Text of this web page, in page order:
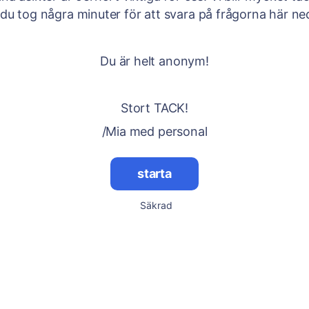
tog några minuter för att svara på frågorna här
Du är helt anonym!
Stort TACK!
/Mia med personal
starta
Säkrad